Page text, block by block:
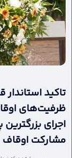
تاکید
ظرفیت‌های
اجرای
مشارکت اوقاف